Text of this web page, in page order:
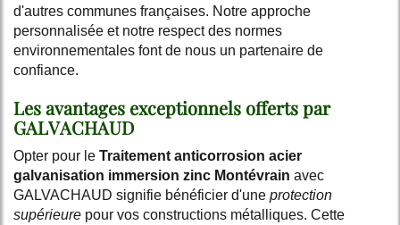
d'autres communes françaises. Notre approche
personnalisée et notre respect des normes
environnementales font de nous un partenaire de
confiance.
Les avantages exceptionnels offerts par
GALVACHAUD
Opter pour le Traitement anticorrosion acier
galvanisation immersion zinc Montévrain avec
GALVACHAUD signifie bénéficier d'une protection
supérieure pour vos constructions métalliques. Cette